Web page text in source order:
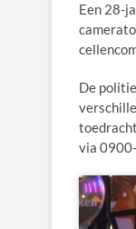
Een 28-
De
via